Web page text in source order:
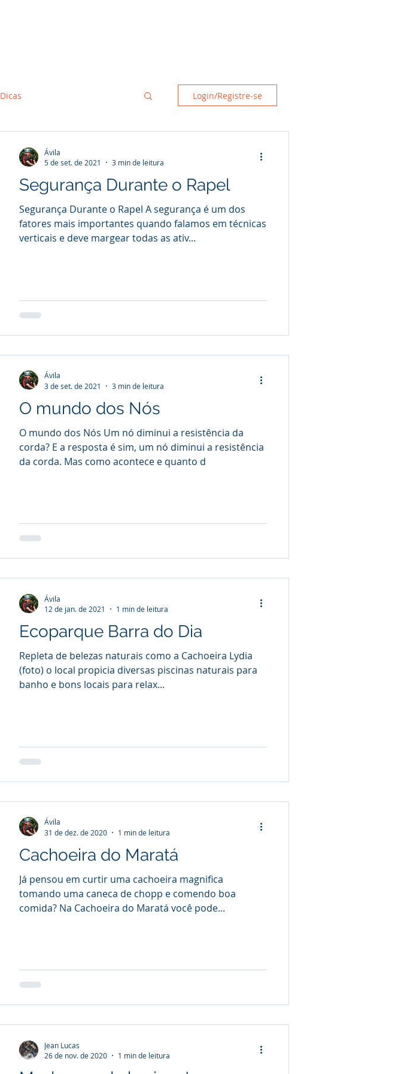
Dicas Login/Registre-se
Segurança Durante o Rapel
Segurança Durante o Rapel A segurança é um dos
fatores mais importantes quando falamos em técnicas
verticais e deve margear todas as ativ...
Ávila
5 de set. de 2021
3 min de leitura
O mundo dos Nós
O mundo dos Nós Um nó diminui a resistência da
corda? E a resposta é sim, um nó diminui a resistência
da corda. Mas como acontece e quanto d
Ávila
3 de set. de 2021
3 min de leitura
Ecoparque Barra do Dia
Repleta de belezas naturais como a Cachoeira Lydia
(foto) o local propicia diversas piscinas naturais para
banho e bons locais para relax...
Ávila
12 de jan. de 2021
1 min de leitura
Cachoeira do Maratá
Já pensou em curtir uma cachoeira magnifica
tomando uma caneca de chopp e comendo boa
comida? Na Cachoeira do Maratá você pode...
Ávila
31 de dez. de 2020
1 min de leitura
Jean Lucas
26 de nov. de 2020
1 min de leitura